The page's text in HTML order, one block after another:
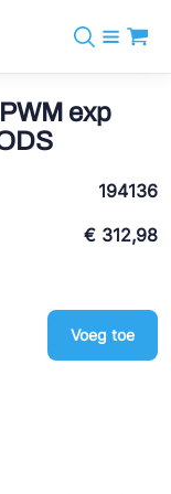
exp
194136
€ 312,98
Voeg toe